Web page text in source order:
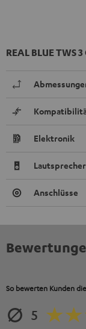
REAL BLUE
Elektronik
Lautsprecher
Anschlüsse
So bewerten Kunden
5